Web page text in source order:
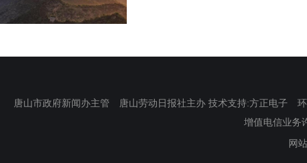
唐山市政府新闻办主管 唐山劳动日报社主办 技术支持:方正电子
增值电信业务
网